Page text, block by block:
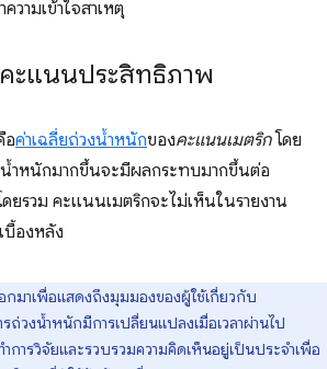
วามเข้าใจสาเหตุ
ะแนนประสิทธิภาพ
อค่าเฉลี่ยถ่วงน้ำหนักของคะแนนเมตริกโดย
ำหนักมากขึ้นจะมีผลกระทบมากขึ้นต่อ
รวม คะแนนเมตริกจะไม่เห็นในรายงาน
บื้องหลัง
กมาเพื่อแสดงถึงมุมมองของผู้ใช้เกี่ยวกับ
ถ่วงน้ำหนักมีการเปลี่ยนแปลงเมื่อเวลาผ่านไป
การวิจัยและรวบรวมความคิดเห็นอยู่เป็นประจำเพื่อ